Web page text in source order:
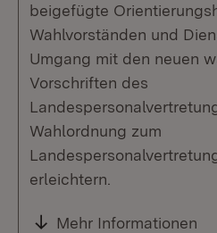
beigefügte
Wahlvorständen und
Umgang mit den neuen
Vorschriften des
Wahlordnung zum
erleichtern.
Mehr Informationen